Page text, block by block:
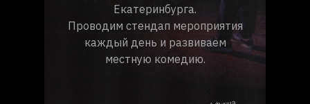
Екатеринбурга.
Проводим стендап мероприятия
каждый день и развиваем
местную комедию.